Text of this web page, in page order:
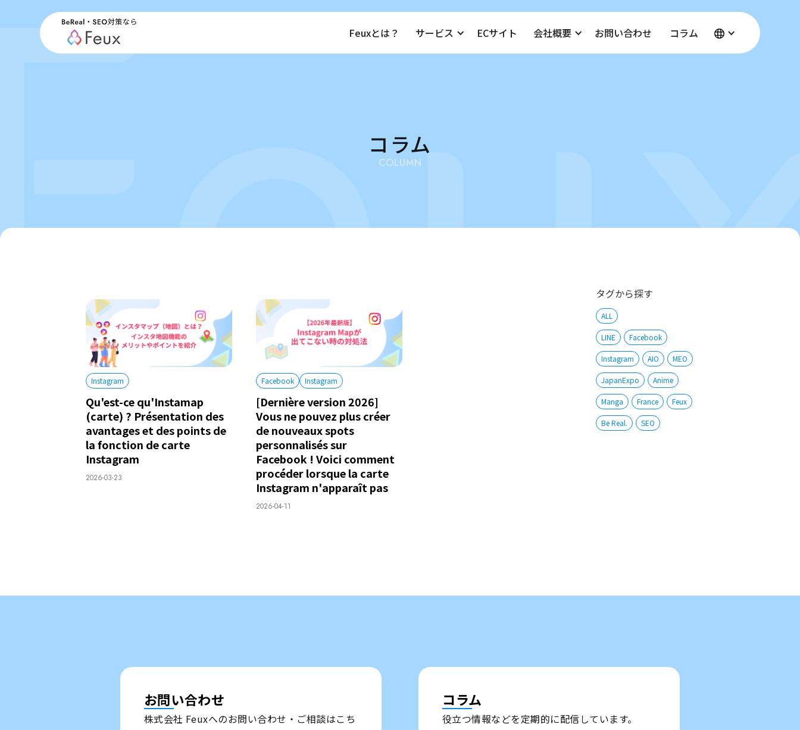
Feuxとは？ サービス ECサイト 会社概要 お問い合わせ コラム
コラム
COLUMN
Instagram
Qu'est-ce qu'Instamap
(carte) ? Présentation des
avantages et des points de
la fonction de carte
Instagram
2026-03-23
Facebook Instagram
[Dernière version 2026]
Vous ne pouvez plus créer
de nouveaux spots
personnalisés sur
Facebook ! Voici comment
procéder lorsque la carte
Instagram n'apparaît pas
2026-04-11
タグから探す
ALL
LINE Facebook
Instagram AIO MEO
JapanExpo Anime
Manga France Feux
Be Real. SEO
お問い合わせ
株式会社 Feuxへのお問い合わせ・ご相談はこち
コラム
役立つ情報などを定期的に配信しています。